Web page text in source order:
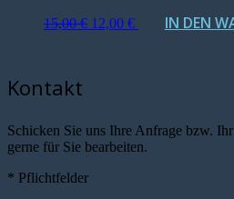
15,00€ Ursprünglicher
12,00 €AktuellerIN DEN
Kontakt
Schicken Sie uns Ihre Anfrage bzw.
gerne für Sie bearbeiten.
* Pflichtfelder